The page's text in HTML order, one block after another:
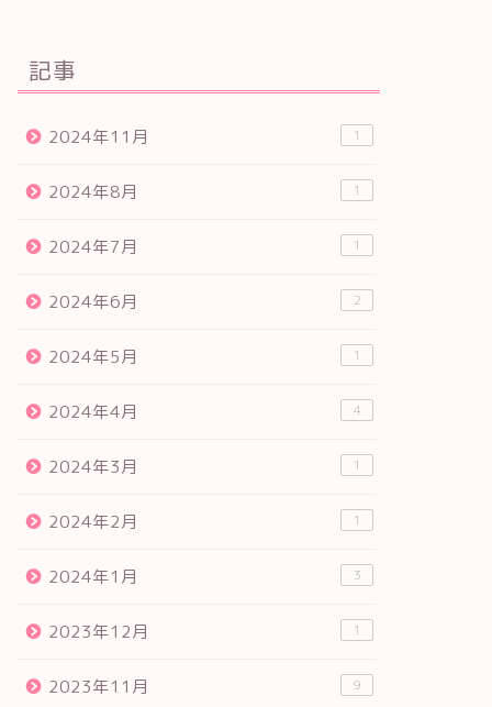
記事
2024年11月 1
2024年8月 1
2024年7月 1
2024年6月 2
2024年5月 1
2024年4月 4
2024年3月 1
2024年2月 1
2024年1月 3
2023年12月 1
2023年11月 9